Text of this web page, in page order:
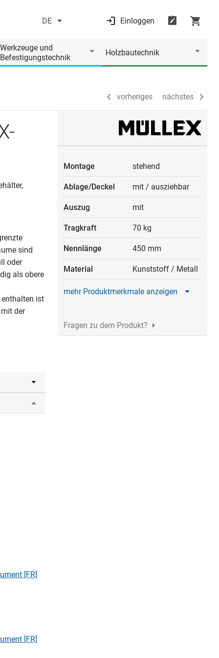
DE Einloggen
Werkzeuge und
Befestigungstechnik
Holzbautechnik
vorheriges nächstes
vorheriges nächstes
sind
oder
als obere
ist
der
[FR]
[FR]
Montage stehend
Ablage/Deckel mit / ausziehbar
Auszug mit
Tragkraft 70 kg
Nennlänge 450 mm
Material Kunststoff / Metall
mehr Produktmerkmale anzeigen
Fragen zu dem Produkt?